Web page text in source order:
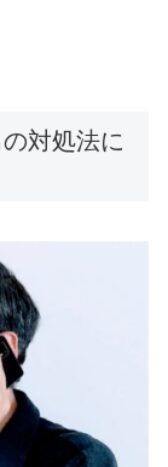
対処法に